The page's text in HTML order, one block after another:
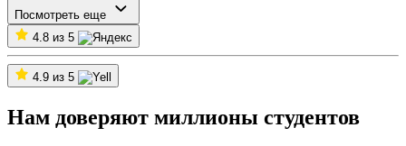
Посмотреть еще
4.8 из 5
4.9 из 5
Нам доверяют миллионы студентов